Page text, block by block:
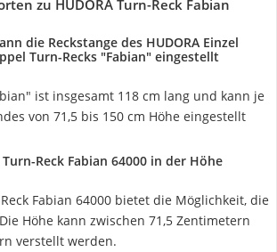
zu HUDORA Turn-Reck Fabian
die Reckstange des HUDORA Einzel
Turn-Recks "Fabian" eingestellt
ist insgesamt 118 cm lang und kann je
von 71,5 bis 150 cm Höhe eingestellt
Turn-Reck Fabian 64000 in der Höhe
Fabian 64000 bietet die Möglichkeit, die
Höhe kann zwischen 71,5 Zentimetern
verstellt werden.